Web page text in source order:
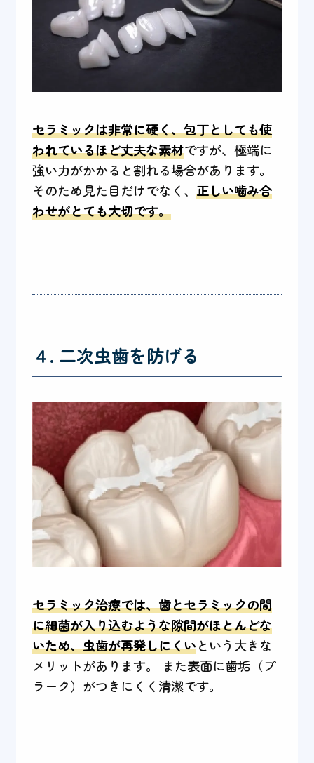
セラミックは非常に硬く、包丁としても使
われているほど丈夫な素材ですが、極端に
強い力がかかると割れる場合があります。
そのため見た目だけでなく、 正しい噛み合
わせがとても大切です。
４. 二次虫歯を防げる
セラミック治療では、歯とセラミックの間
に細菌が入り込むような隙間がほとんどな
いため、虫歯が再発しにくいという大きな
メリットがあります。 また表面に歯垢（プ
ラーク）がつきにくく清潔です。